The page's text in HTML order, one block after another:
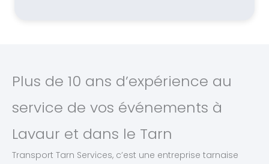
Plus de 10 ans d’expérience au
service de vos événements à
Lavaur et dans le Tarn
Transport Tarn Services, c’est une entreprise tarnaise